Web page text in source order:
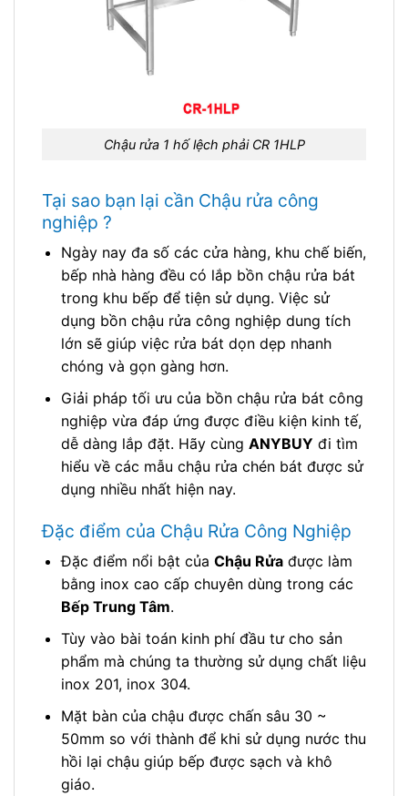
Chậu rửa 1 hố lệch phải CR 1HLP
Tại sao bạn lại cần Chậu rửa công
nghiệp ?
Ngày nay đa số các cửa hàng, khu chế biến,
bếp nhà hàng đều có lắp bồn chậu rửa bát
trong khu bếp để tiện sử dụng. Việc sử
dụng bồn chậu rửa công nghiệp dung tích
lớn sẽ giúp việc rửa bát dọn dẹp nhanh
chóng và gọn gàng hơn.
Giải pháp tối ưu của bồn chậu rửa bát công
nghiệp vừa đáp ứng được điều kiện kinh tế,
dễ dàng lắp đặt. Hãy cùng ANYBUY đi tìm
hiểu về các mẫu chậu rửa chén bát được sử
dụng nhiều nhất hiện nay.
Đặc điểm của Chậu Rửa Công Nghiệp
Đặc điểm nổi bật của Chậu Rửađược làm
bằng inox cao cấp chuyên dùng trong các
Bếp Trung Tâm.
Tùy vào bài toán kinh phí đầu tư cho sản
phẩm mà chúng ta thường sử dụng chất liệu
inox 201, inox 304.
Mặt bàn của chậu được chấn sâu 30 ~
50mm so với thành để khi sử dụng nước thu
hồi lại chậu giúp bếp được sạch và khô
giáo.